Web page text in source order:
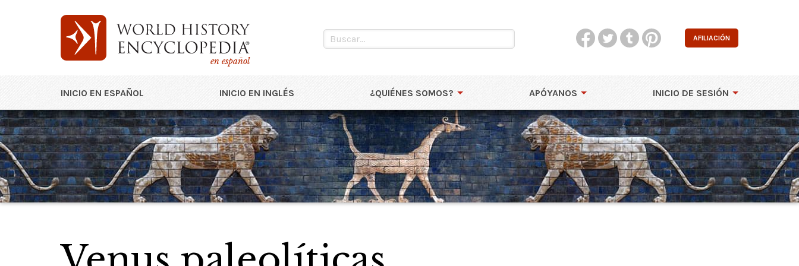
en español
AFILIACIÓN
INICIO EN ESPAÑOL INICIO EN INGLÉS ¿QUIÉNES SOMOS? APÓYANOS INICIO DE SESIÓN